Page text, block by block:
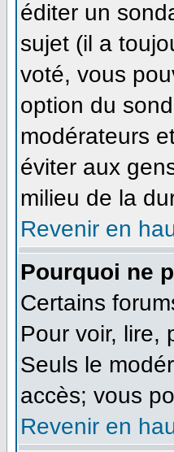
éditer un
sujet (il a
voté, vous
option du
modérateurs
éviter aux
milieu de la
Revenir en
Pourquoi ne
Certains
Pour voir, lire,
Seuls le
accès; vous
Revenir en